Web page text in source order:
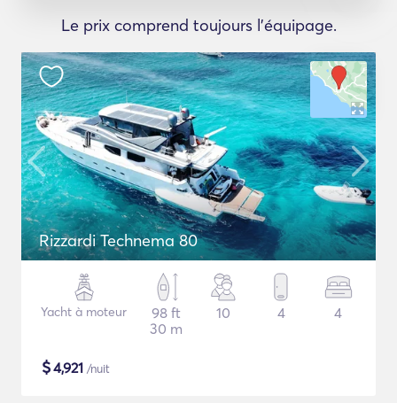
Le prix comprend toujours l'équipage.
Rizzardi Technema 80
Yacht à moteur
98 ft
30 m
10 4 4
$4,921 /nuit